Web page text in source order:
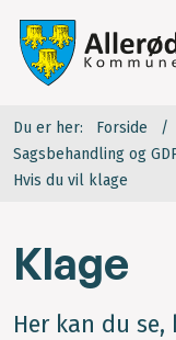
Du er her: Forside
Sagsbehandling og
Hvis du vil klage
Klage
Her kan du